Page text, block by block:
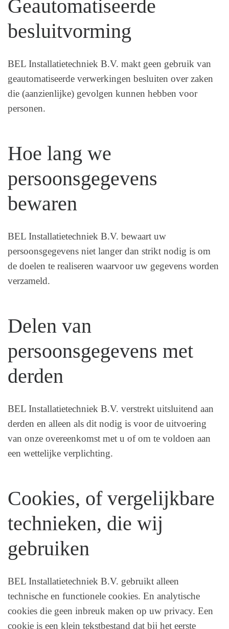
Geautomatiseerde
besluitvorming
BEL Installatietechniek B.V. makt geen gebruik van
geautomatiseerde verwerkingen besluiten over zaken
die (aanzienlijke) gevolgen kunnen hebben voor
personen.
Hoe lang we
persoonsgegevens
bewaren
BEL Installatietechniek B.V. bewaart uw
persoonsgegevens niet langer dan strikt nodig is om
de doelen te realiseren waarvoor uw gegevens worden
verzameld.
Delen van
persoonsgegevens met
derden
BEL Installatietechniek B.V. verstrekt uitsluitend aan
derden en alleen als dit nodig is voor de uitvoering
van onze overeenkomst met u of om te voldoen aan
een wettelijke verplichting.
Cookies, of vergelijkbare
technieken, die wij
gebruiken
BEL Installatietechniek B.V. gebruikt alleen
technische en functionele cookies. En analytische
cookies die geen inbreuk maken op uw privacy. Een
cookie is een klein tekstbestand dat bij het eerste